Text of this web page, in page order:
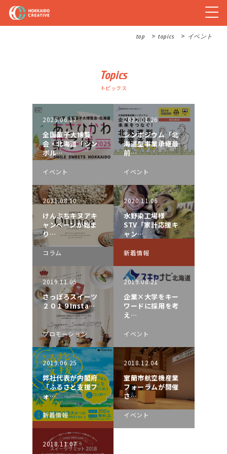
top > topics > イベント
Topics
トピックス
2025.06.17
全国菓子大博覧
会・北海道「シン
ボル…
イベント
2022.01.26
シンポジウム「北
海道型事業承継最
前…
イベント
2021.08.10
けんぶちキヌアキ
ャンペーンが始ま
り…
コラム
2020.11.06
水野染工場様
STV「家計応援キ
ャン…
新着情報
2019.11.05
さっぽろスイーツ
２０１９Insta…
プロモーション
2019.08.21
企業×大学をキー
ワードに採用を考
え…
イベント
2019.06.25
弊社代表が内閣府
「ふるさと支援フ
ォ…
新着情報
2018.12.04
室蘭市航空機産業
フォーラムが開催
さ…
イベント
2018.11.07